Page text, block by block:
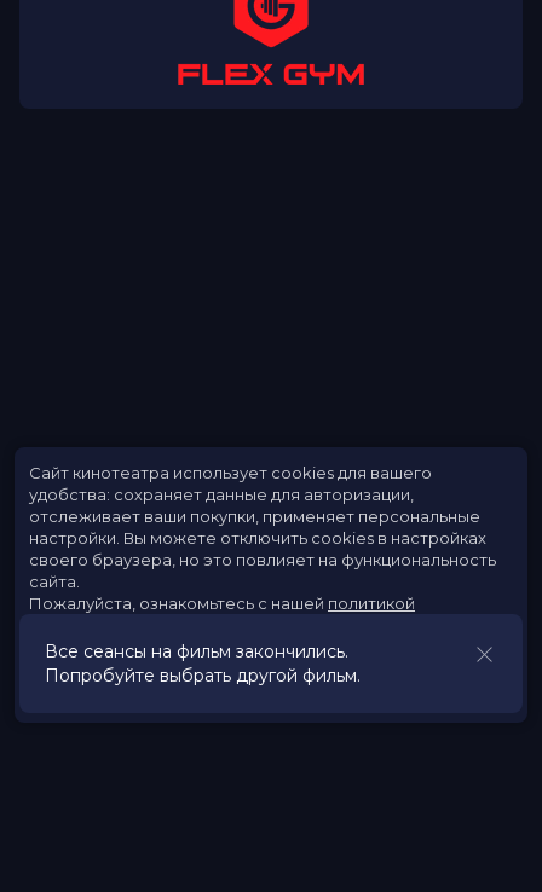
Все сеансы на фильм закончились.
Попробуйте выбрать другой фильм.
Сайт кинотеатра использует cookies для вашего
удобства: сохраняет данные для авторизации,
отслеживает ваши покупки, применяет персональные
настройки. Вы можете отключить cookies в настройках
своего браузера, но это повлияет на функциональность
сайта.
Пожалуйста, ознакомьтесь с нашей политикой
Принять